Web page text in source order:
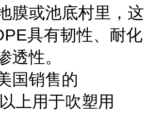
膜或池底村里，这
具有韧性、耐化
透性。
国销售的
上用于吹塑用